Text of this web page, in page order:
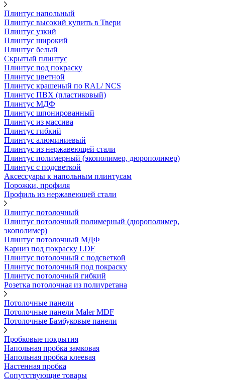
Плинтус напольный
Плинтус высокий купить в Твери
Плинтус узкий
Плинтус широкий
Плинтус белый
Скрытый плинтус
Плинтус под покраску
Плинтус цветной
Плинтус крашеный по RAL/ NCS
Плинтус ПВХ (пластиковый)
Плинтус МДФ
Плинтус шпонированный
Плинтус из массива
Плинтус гибкий
Плинтус алюминиевый
Плинтус из нержавеющей стали
Плинтус полимерный (экополимер, дюрополимер)
Плинтус с подсветкой
Аксессуары к напольным плинтусам
Порожки, профиля
Профиль из нержавеющей стали
Плинтус потолочный
Плинтус потолочный полимерный (дюрополимер,
экополимер)
Плинтус потолочный МДФ
Карниз под покраску LDF
Плинтус потолочный с подсветкой
Плинтус потолочный под покраску
Плинтус потолочный гибкий
Розетка потолочная из полиуретана
Потолочные панели
Потолочные панели Maler MDF
Потолочные Бамбуковые панели
Пробковые покрытия
Напольная пробка замковая
Напольная пробка клеевая
Настенная пробка
Сопутствующие товары